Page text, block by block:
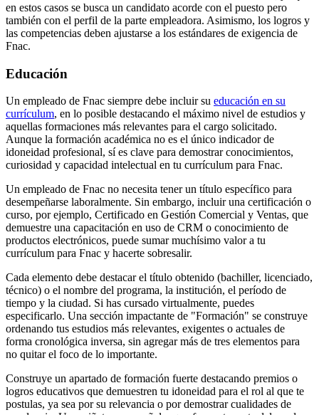
en estos casos se busca un candidato acorde con el puesto pero
también con el perfil de la parte empleadora. Asimismo, los logros y
las competencias deben ajustarse a los estándares de exigencia de
Fnac.
Educación
Un empleado de Fnac siempre debe incluir su educación en su
currículum, en lo posible destacando el máximo nivel de estudios y
aquellas formaciones más relevantes para el cargo solicitado.
Aunque la formación académica no es el único indicador de
idoneidad profesional, sí es clave para demostrar conocimientos,
curiosidad y capacidad intelectual en tu currículum para Fnac.
Un empleado de Fnac no necesita tener un título específico para
desempeñarse laboralmente. Sin embargo, incluir una certificación o
curso, por ejemplo, Certificado en Gestión Comercial y Ventas, que
demuestre una capacitación en uso de CRM o conocimiento de
productos electrónicos, puede sumar muchísimo valor a tu
currículum para Fnac y hacerte sobresalir.
Cada elemento debe destacar el título obtenido (bachiller, licenciado,
técnico) o el nombre del programa, la institución, el período de
tiempo y la ciudad. Si has cursado virtualmente, puedes
especificarlo. Una sección impactante de "Formación" se construye
ordenando tus estudios más relevantes, exigentes o actuales de
forma cronológica inversa, sin agregar más de tres elementos para
no quitar el foco de lo importante.
Construye un apartado de formación fuerte destacando premios o
logros educativos que demuestren tu idoneidad para el rol al que te
postulas, ya sea por su relevancia o por demostrar cualidades de